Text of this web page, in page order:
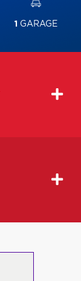
1 GARAGE